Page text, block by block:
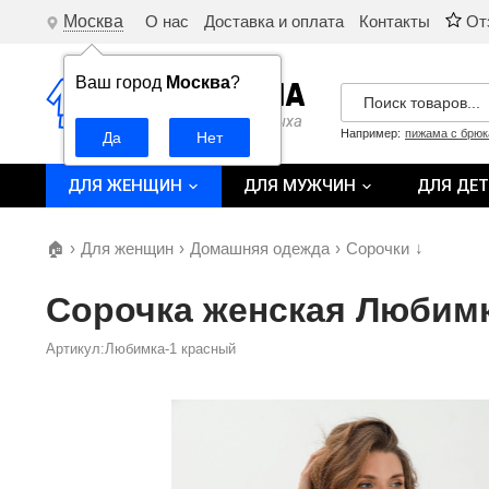
Москва
Ваш город Москва?
О нас Доставка и оплата Контакты
Например: пижама с
ДЛЯ ЖЕНЩИН ДЛЯ МУЖЧИН ДЛЯ
🏠 › Для женщин › Домашняя одежда › Сорочки ↓
Сорочка женская
Артикул:Любимка-1 красный